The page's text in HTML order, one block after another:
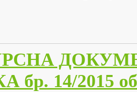
14/2015